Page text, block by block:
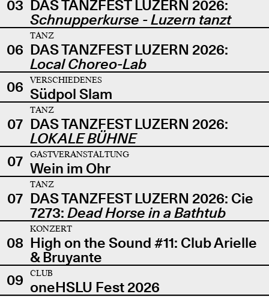
03 DAS TANZFEST LUZERN 2026:
Schnupperkurse - Luzern tanzt
06
TANZ
DAS TANZFEST LUZERN 2026:
Local Choreo-Lab
06
VERSCHIEDENES
Südpol Slam
07
TANZ
DAS TANZFEST LUZERN 2026:
LOKALE BÜHNE
07
GASTVERANSTALTUNG
Wein im Ohr
07
TANZ
DAS TANZFEST LUZERN 2026: Cie
7273: Dead Horse in a Bathtub
08
KONZERT
High on the Sound #11: Club Arielle
& Bruyante
09
CLUB
oneHSLU Fest 2026